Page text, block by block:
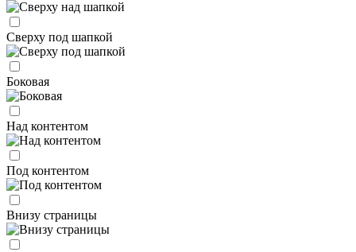
Сверху под шапкой
Боковая
Над контентом
Под контентом
Внизу страницы